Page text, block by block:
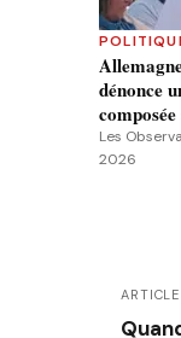
dénonce
composée
Les
2026